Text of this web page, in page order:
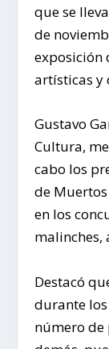
que se
de
exposición
artísticas y
Gustavo
Cultura,
cabo los
de
en los
malinches,
Destacó
durante
número de